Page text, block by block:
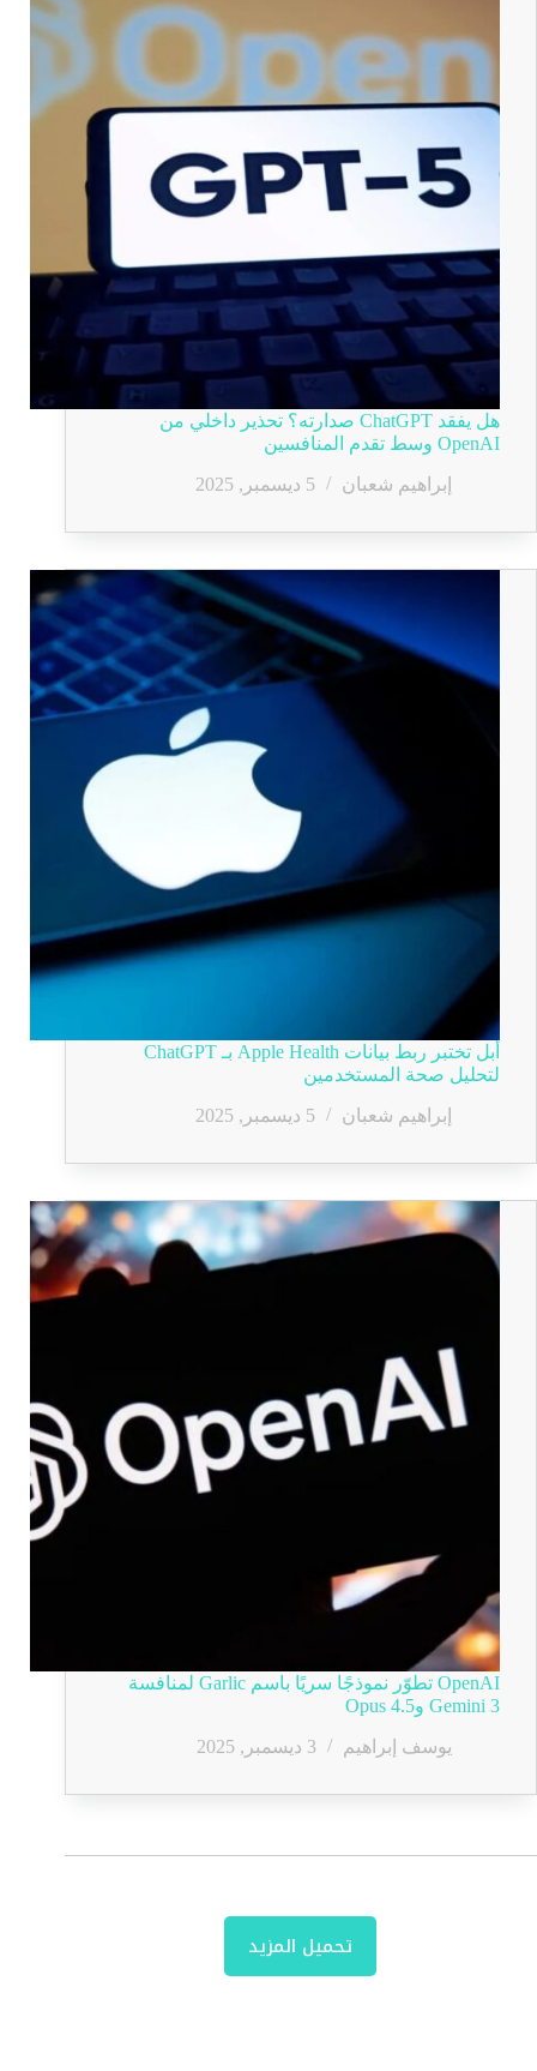
هل يفقد ChatGPT صدارته؟ تحذير داخلي من
OpenAI وسط تقدم المنافسين
إبراهيم شعبان
5 ديسمبر, 2025
أبل تختبر ربط بيانات Apple Health بـ ChatGPT
لتحليل صحة المستخدمين
إبراهيم شعبان
5 ديسمبر, 2025
OpenAI تطوّر نموذجًا سريًا باسم Garlic لمنافسة
Gemini 3 وOpus 4.5
يوسف إبراهيم
3 ديسمبر, 2025
تحميل المزيد